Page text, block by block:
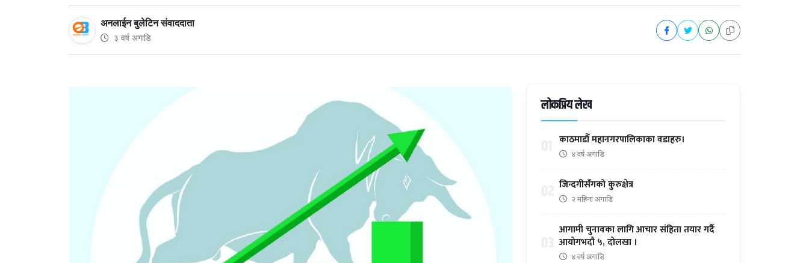
अनलाईन बुलेटिन संवाददाता
३ वर्ष अगाडि
लोकप्रिय लेख
काठमाडौँ महानगरपालिकाका वडाहरु।
४ वर्ष अगाडि
जिन्दगीसँगको कुरुक्षेत्र
२ महिना अगाडि
आगामी चुनावका लागि आचार संहिता तयार गर्दै
आयोगभदौ ५, दोलखा ।
४ वर्ष अगाडि